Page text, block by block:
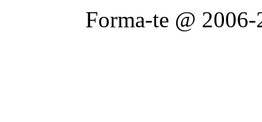
Forma-te @